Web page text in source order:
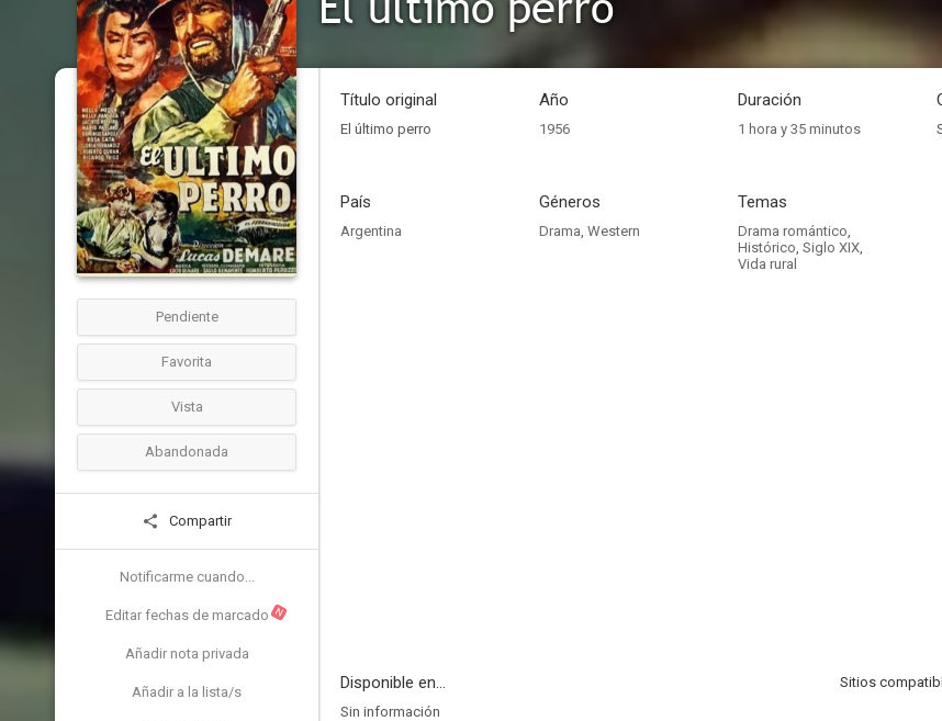
Pendiente
Favorita
Vista
Abandonada
Compartir
Notificarme cuando...
Editar fechas de marcado N
Añadir nota privada
Añadir a la lista/s
Título original
El último perro
Año
1956
Duración
1 hora y 35 minutos
País
Argentina
Géneros
Drama, Western
Temas
Drama romántico,
Histórico, Siglo XIX,
Vida rural
Disponible en...
Sitios
Sin información